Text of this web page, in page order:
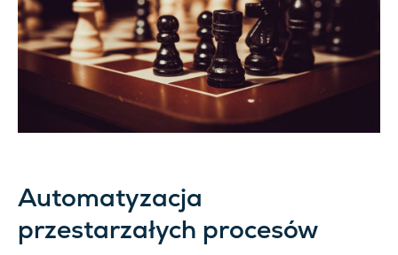
Automatyzacja
przestarzałych procesów